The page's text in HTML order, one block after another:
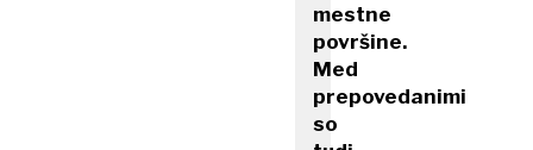
mestne
površine.
Med
prepovedanimi
so